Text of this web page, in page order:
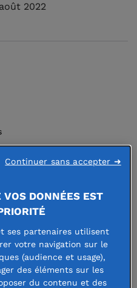
2022
Générale de la
DONNÉES EST
ses partenaires utilisent
votre navigation sur le
(audience et usage),
des éléments sur les
du contenu et des
Continuer sans accepter ➜